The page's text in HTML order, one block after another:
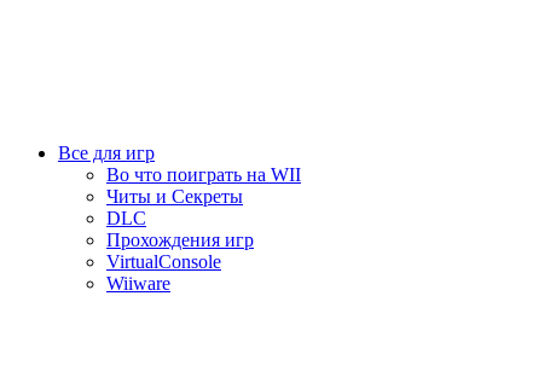
Все для игр
Во что поиграть на WII
Читы и Секреты
DLC
Прохождения игр
VirtualConsole
Wiiware